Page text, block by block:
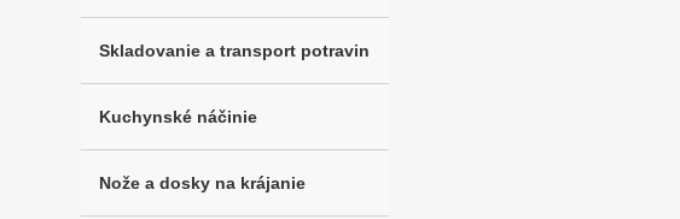
Skladovanie a transport potravin
Kuchynské náčinie
Nože a dosky na krájanie